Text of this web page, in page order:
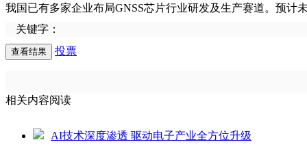
我国已有多家企业布局GNSS芯片行业研发及生产赛道。预计
关键字：
投票
相关内容阅读
AI技术深度渗透 驱动电子产业全方位升级